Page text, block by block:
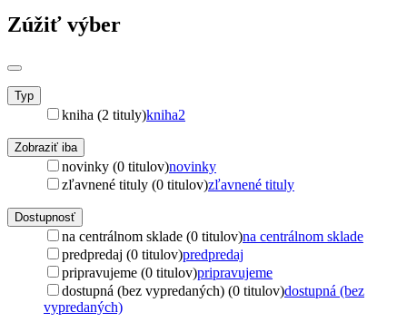
Zúžiť výber
Typ
kniha (2 tituly)kniha2
Zobraziť iba
novinky (0 titulov)novinky
zľavnené tituly (0 titulov)zľavnené tituly
Dostupnosť
na centrálnom sklade (0 titulov)na centrálnom sklade
predpredaj (0 titulov)predpredaj
pripravujeme (0 titulov)pripravujeme
dostupná (bez vypredaných) (0 titulov)dostupná (bez
vypredaných)